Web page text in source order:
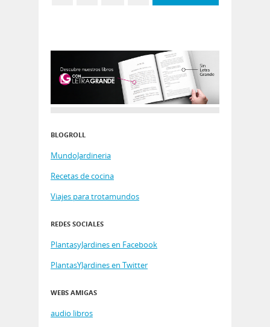
BLOGROLL
MundoJardineria
Recetas de cocina
Viajes para trotamundos
REDES SOCIALES
PlantasyJardines en Facebook
PlantasYJardines en Twitter
WEBS AMIGAS
audio libros